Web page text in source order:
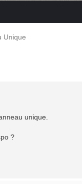
Unique
unique.
?